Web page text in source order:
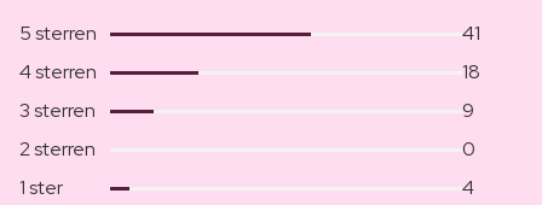
5 sterren
41
4 sterren
18
3 sterren
9
2 sterren
0
1 ster
4